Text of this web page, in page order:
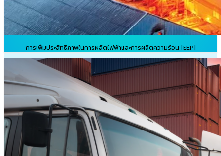
การเพิ่มประสิทธิภาพในการผลิตไฟฟ้าและการผลิตความร้อน [EEP]